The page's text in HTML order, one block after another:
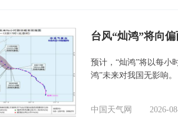
台风“灿鸿”将向
预计，“灿鸿”将以每小
鸿”未来对我国无影响。
中国天气网 2026-